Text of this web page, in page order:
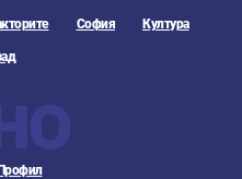
София Култура